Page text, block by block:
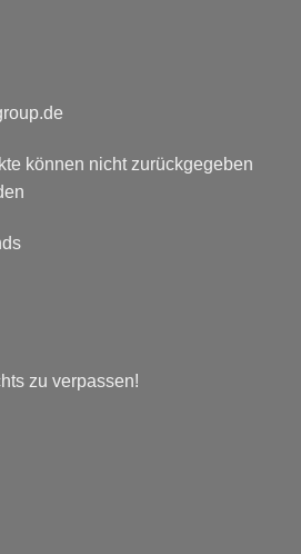
können nicht zurückgegeben
zu verpassen!